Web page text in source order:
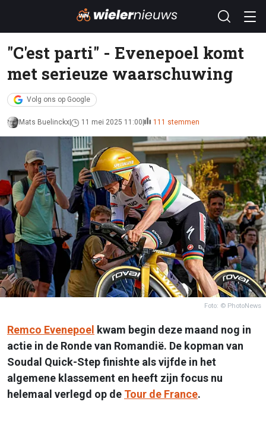
"C'est parti" - Evenepoel komt
met serieuze waarschuwing
Volg ons op Google
Mats Buelinckx 11 mei 2025 11:00 111 stemmen
Foto: © PhotoNews
Remco Evenepoel kwam begin deze maand nog in
actie in de Ronde van Romandië. De kopman van
Soudal Quick-Step finishte als vijfde in het
algemene klassement en heeft zijn focus nu
helemaal verlegd op de Tour de France.